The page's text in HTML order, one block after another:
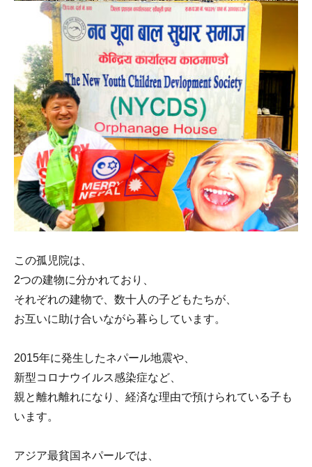
この孤児院は、
2つの建物に分かれており、
それぞれの建物で、数十人の子どもたちが、
お互いに助け合いながら暮らしています。
2015年に発生したネパール地震や、
新型コロナウイルス感染症など、
親と離れ離れになり、経済な理由で預けられている子も
います。
アジア最貧国ネパールでは、